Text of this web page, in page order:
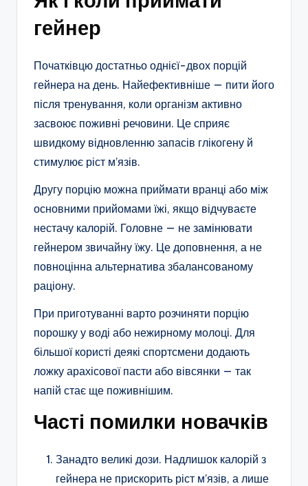
гейнер
Початківцю достатньо однієї-двох порцій
гейнера на день. Найефективніше — пити його
після тренування, коли організм активно
засвоює поживні речовини. Це сприяє
швидкому відновленню запасів глікогену й
стимулює ріст м’язів.
Другу порцію можна приймати вранці або між
основними прийомами їжі, якщо відчуваєте
нестачу калорій. Головне — не замінювати
гейнером звичайну їжу. Це доповнення, а не
повноцінна альтернатива збалансованому
раціону.
При приготуванні варто розчиняти порцію
порошку у воді або нежирному молоці. Для
більшої користі деякі спортсмени додають
ложку арахісової пасти або вівсянки — так
напій стає ще поживнішим.
Часті помилки новачків
Занадто великі дози. Надлишок калорій з
гейнера не прискорить ріст м’язів, а лише